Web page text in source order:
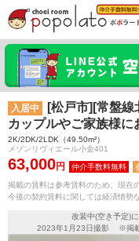
入居中
[松戸市][常盤線
カップルやご家族様に
2K/2DK/2LDK（49.50m²）
メゾンリヴィエール小金401
63,000円
掲載の賃料は参考賃料のため、現在
今後の契約賃料に関しては経済情勢
改装中(空き予定)
2023年1月23日撮影 ※掲載